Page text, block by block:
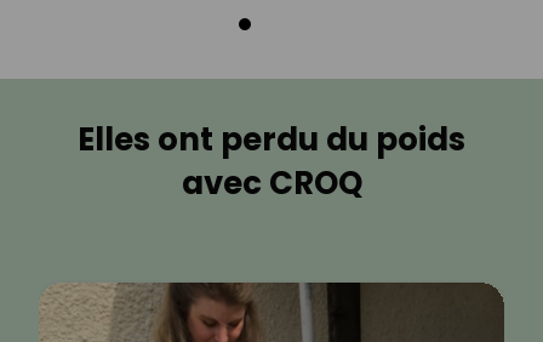
Elles ont perdu du poids
avec CROQ